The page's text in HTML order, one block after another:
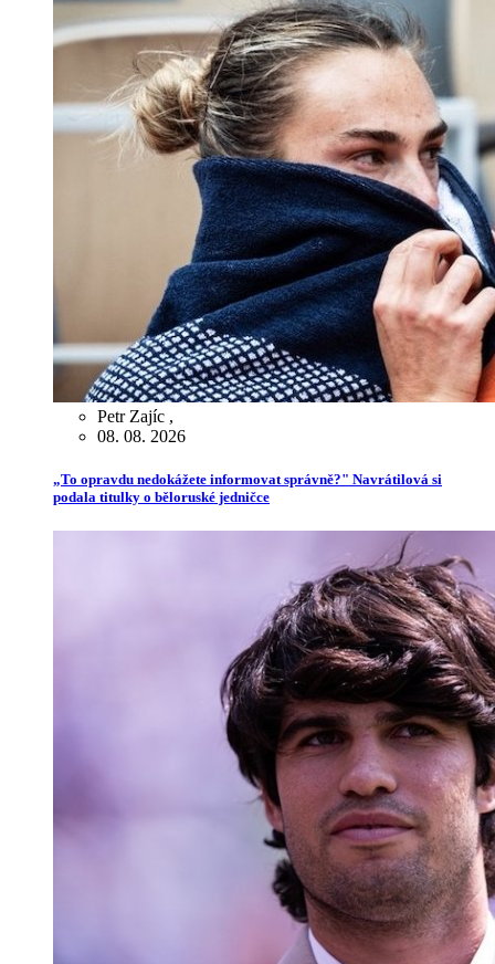
Petr Zajíc ,
08. 08. 2026
„To opravdu nedokážete informovat správně?" Navrátilová si
podala titulky o běloruské jedničce